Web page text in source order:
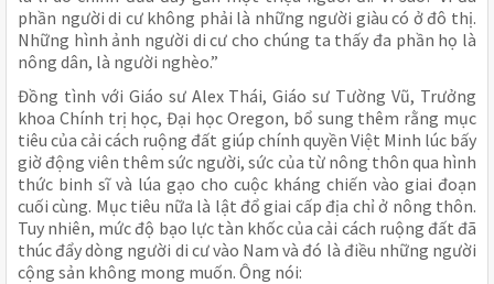
phần người di cư không phải là những người giàu có ở đô thị.
Những hình ảnh người di cư cho chúng ta thấy đa phần họ là
nông dân, là người nghèo.”
Đồng tình với Giáo sư Alex Thái, Giáo sư Tường Vũ, Trưởng
khoa Chính trị học, Đại học Oregon, bổ sung thêm rằng mục
tiêu của cải cách ruộng đất giúp chính quyền Việt Minh lúc bấy
giờ động viên thêm sức người, sức của từ nông thôn qua hình
thức binh sĩ và lúa gạo cho cuộc kháng chiến vào giai đoạn
cuối cùng. Mục tiêu nữa là lật đổ giai cấp địa chỉ ở nông thôn.
Tuy nhiên, mức độ bạo lực tàn khốc của cải cách ruộng đất đã
thúc đẩy dòng người di cư vào Nam và đó là điều những người
cộng sản không mong muốn. Ông nói: